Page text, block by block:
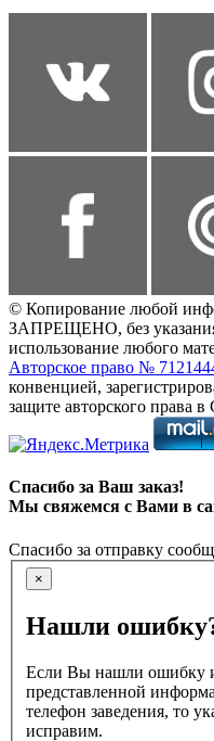
© Копирование любой
ЗАПРЕЩЕНО, без
использование любого
Авторское право №
конвенцией,
защите авторского
Спасибо за Ваш заказ!
Мы свяжемся с Вами в
Спасибо за отправку
×
Нашли
Если Вы нашли ошибку
представленной
телефон заведения, то
исправим.